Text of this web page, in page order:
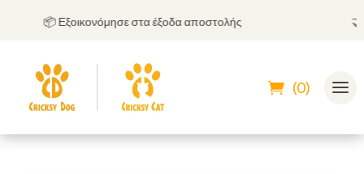
📦 Εξοικονόμησε στα έξοδα αποστολής
(0)